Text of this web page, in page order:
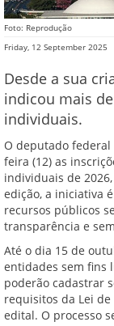
Foto: Reprodução
Friday, 12 September 2025
Desde a sua
indicou mais
individuais.
O deputado federal
feira (12) as
individuais de 2026,
edição, a iniciativa
recursos públicos
transparência e
Até o dia 15 de
entidades sem fins
poderão cadastrar
requisitos da Lei
edital. O processo